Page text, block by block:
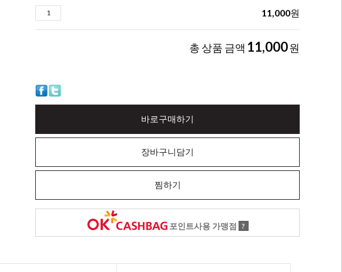
11,000원
총 상품 금액 11,000원
바로구매하기
장바구니담기
찜하기
포인트사용 가맹점 ?